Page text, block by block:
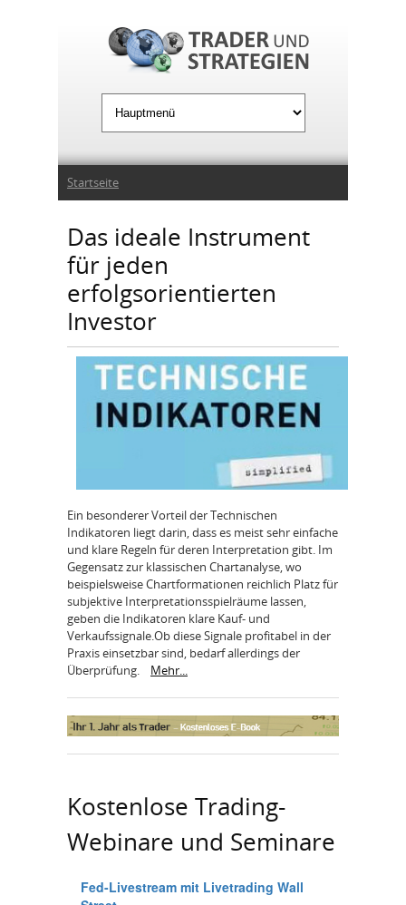
Sie sind hier
Startseite
Das ideale Instrument
für jeden
erfolgsorientierten
Investor
Ein besonderer Vorteil der Technischen
Indikatoren liegt darin, dass es meist sehr einfache
und klare Regeln für deren Interpretation gibt. Im
Gegensatz zur klassischen Chartanalyse, wo
beispielsweise Chartformationen reichlich Platz für
subjektive Interpretationsspielräume lassen,
geben die Indikatoren klare Kauf- und
Verkaufssignale.Ob diese Signale profitabel in der
Praxis einsetzbar sind, bedarf allerdings der
Überprüfung. Mehr...
Kostenlose Trading-
Webinare und Seminare